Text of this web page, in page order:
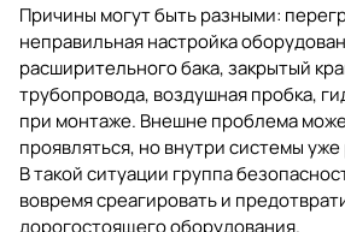
Причины могут быть разными:
неправильная настройка
расширительного бака, закрытый
трубопровода, воздушная пробка,
при монтаже. Внешне проблема
проявляться, но внутри системы
В такой ситуации группа
вовремя среагировать и
дорогостоящего оборудования.